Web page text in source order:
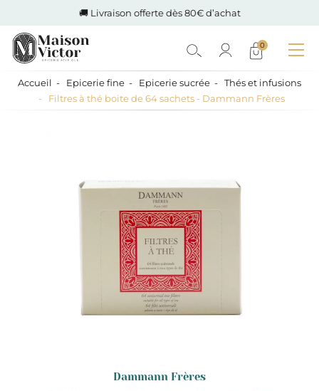
🚚 Livraison offerte dès 80€ d’achat
0
Accueil Epicerie fine Epicerie sucrée
Thés et infusions
Filtres à thé boite de 64 sachets - Dammann Frères
Dammann Frères